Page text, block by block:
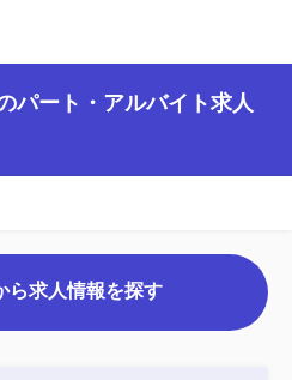
ート・アルバイト求人
ら求人情報を探す